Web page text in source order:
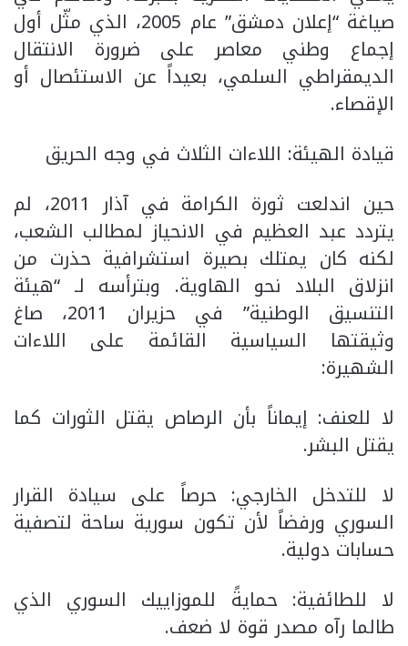
صياغة “إعلان دمشق” عام 2005، الذي مثّل أول
إجماع وطني معاصر على ضرورة الانتقال
الديمقراطي السلمي، بعيداً عن الاستئصال أو
الإقصاء.
​قيادة الهيئة: اللاءات الثلاث في وجه الحريق
​حين اندلعت ثورة الكرامة في آذار 2011، لم
يتردد عبد العظيم في الانحياز لمطالب الشعب،
لكنه كان يمتلك بصيرة استشرافية حذرت من
انزلاق البلاد نحو الهاوية. وبترأسه لـ “هيئة
التنسيق الوطنية” في حزيران 2011، صاغ
وثيقتها السياسية القائمة على اللاءات
الشهيرة:
​لا للعنف: إيماناً بأن الرصاص يقتل الثورات كما
يقتل البشر.
​لا للتدخل الخارجي: حرصاً على سيادة القرار
السوري ورفضاً لأن تكون سورية ساحة لتصفية
حسابات دولية.
​لا للطائفية: حمايةً للموزاييك السوري الذي
طالما رآه مصدر قوة لا ضعف.